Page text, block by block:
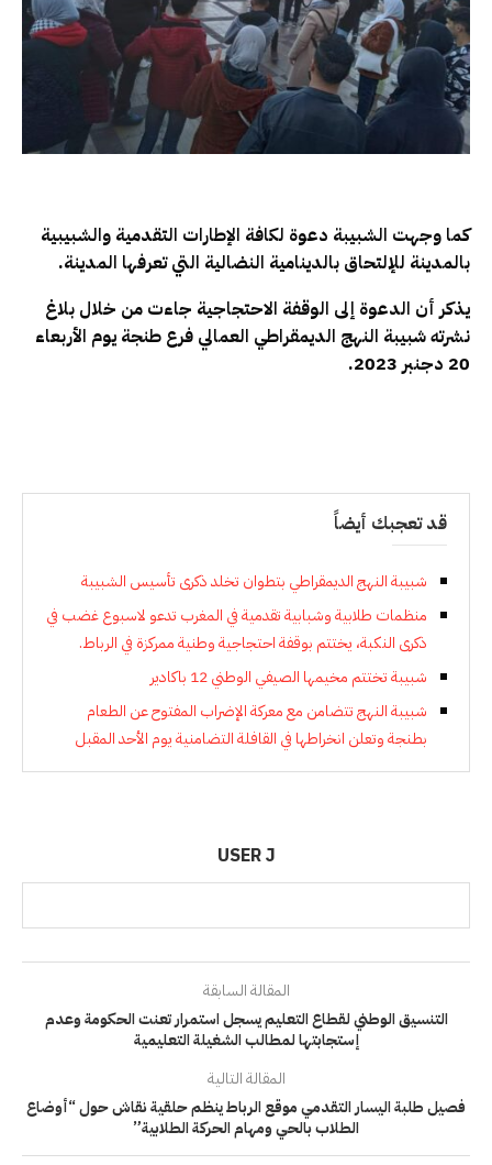
كما وجهت الشبيبة دعوة لكافة الإطارات التقدمية والشبيبية
بالمدينة للإلتحاق بالدينامية النضالية التي تعرفها المدينة.
يذكر أن الدعوة إلى الوقفة الاحتجاجية جاءت من خلال بلاغ
نشرته شبيبة النهج الديمقراطي العمالي فرع طنجة يوم الأربعاء
20 دجنبر 2023.
قد تعجبك أيضاً
شبيبة النهج الديمقراطي بتطوان تخلد ذكرى تأسيس الشبيبة
منظمات طلابية وشبابية تقدمية في المغرب تدعو لاسبوع غضب في
ذكرى النكبة، يختتم بوقفة احتجاجية وطنية ممركزة في الرباط.
شبيبة تختتم مخيمها الصيفي الوطني 12 باكادير
شبيبة النهج تتضامن مع معركة الإضراب المفتوح عن الطعام
بطنجة وتعلن انخراطها في القافلة التضامنية يوم الأحد المقبل
USER J
المقالة السابقة
التنسيق الوطني لقطاع التعليم يسجل استمرار تعنت الحكومة وعدم
إستجابتها لمطالب الشغيلة التعليمية
المقالة التالية
فصيل طلبة اليسار التقدمي موقع الرباط ينظم حلقية نقاش حول “أوضاع
الطلاب بالحي ومهام الحركة الطلابية”